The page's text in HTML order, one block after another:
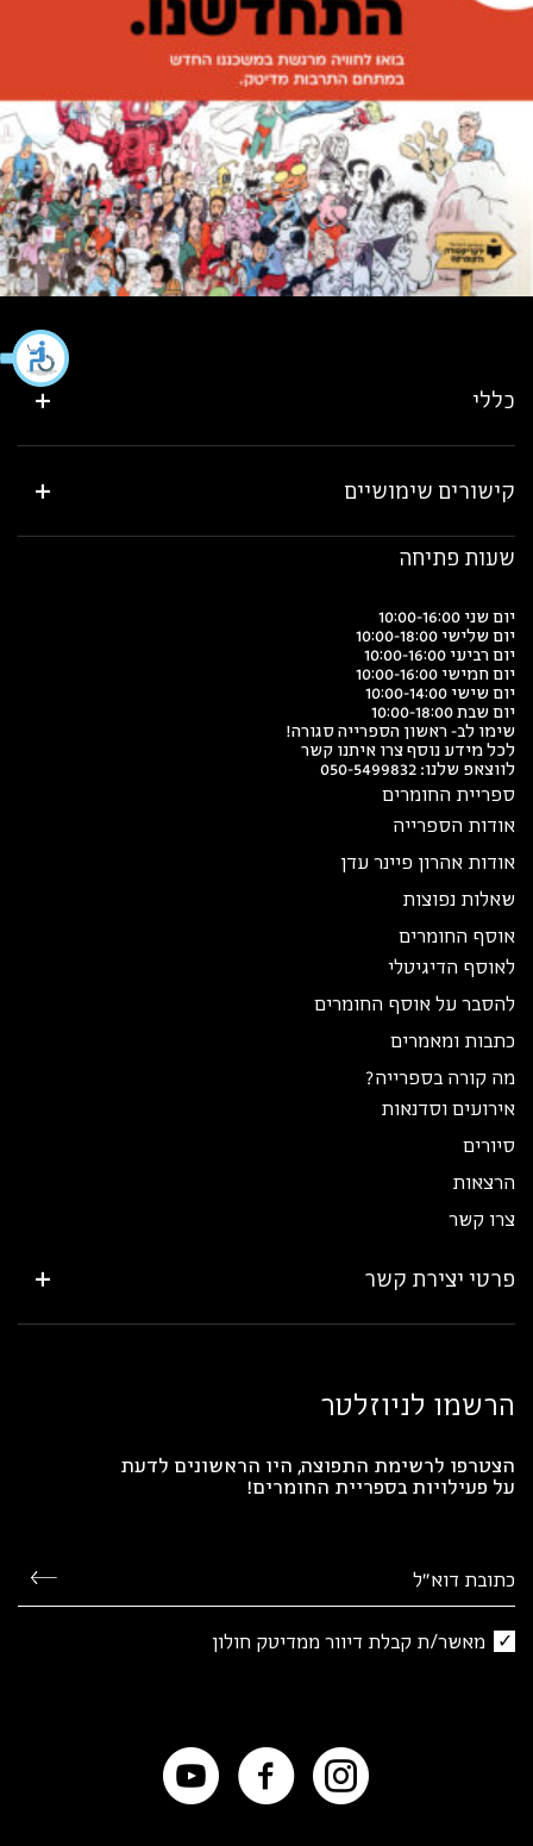
כללי
קישורים שימושיים
שעות פתיחה
יום שני 10:00-16:00
יום שלישי 10:00-18:00
יום רביעי 10:00-16:00
יום חמישי 10:00-16:00
יום שישי 10:00-14:00
יום שבת 10:00-18:00
שימו לב- ראשון הספרייה סגורה!
לכל מידע נוסף צרו איתנו קשר
לווצאפ שלנו: 050-5499832
ספריית החומרים
אודות הספרייה
אודות אהרון פיינר עדן
שאלות נפוצות
אוסף החומרים
לאוסף הדיגיטלי
להסבר על אוסף החומרים
כתבות ומאמרים
מה קורה בספרייה?
אירועים וסדנאות
סיורים
הרצאות
צרו קשר
פרטי יצירת קשר
הרשמו לניוזלטר
הצטרפו לרשימת התפוצה, היו הראשונים לדעת
על פעילויות בספריית החומרים!
מאשר/ת קבלת דיוור ממדיטק חולון